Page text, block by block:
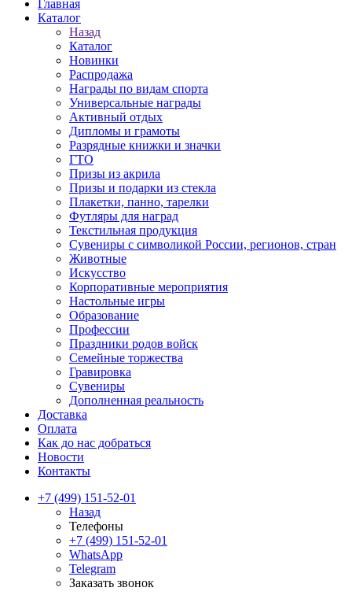
Главная
Каталог
Назад
Каталог
Новинки
Распродажа
Награды по видам спорта
Универсальные награды
Активный отдых
Дипломы и грамоты
Разрядные книжки и значки
ГТО
Призы из акрила
Призы и подарки из стекла
Плакетки, панно, тарелки
Футляры для наград
Текстильная продукция
Сувениры с символикой России, регионов, стран
Животные
Искусство
Корпоративные мероприятия
Настольные игры
Образование
Профессии
Праздники родов войск
Семейные торжества
Гравировка
Сувениры
Дополненная реальность
Доставка
Оплата
Как до нас добраться
Новости
Контакты
+7 (499) 151-52-01
Назад
Телефоны
+7 (499) 151-52-01
WhatsApp
Telegram
Заказать звонок